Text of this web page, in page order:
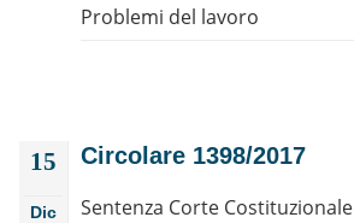
Problemi del lavoro
15
Dic
Circolare 1398/2017
Sentenza Corte Costituzionale